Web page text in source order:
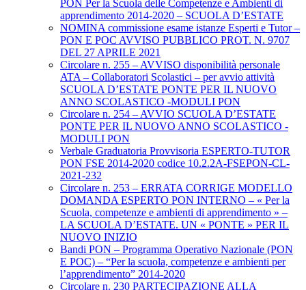
PON Per la Scuola delle Competenze e Ambienti di
apprendimento 2014-2020 – SCUOLA D’ESTATE
NOMINA commissione esame istanze Esperti e Tutor –
PON E POC AVVISO PUBBLICO PROT. N. 9707
DEL 27 APRILE 2021
Circolare n. 255 – AVVISO disponibilità personale
ATA – Collaboratori Scolastici – per avvio attività
SCUOLA D’ESTATE PONTE PER IL NUOVO
ANNO SCOLASTICO -MODULI PON
Circolare n. 254 – AVVIO SCUOLA D’ESTATE
PONTE PER IL NUOVO ANNO SCOLASTICO -
MODULI PON
Verbale Graduatoria Provvisoria ESPERTO-TUTOR
PON FSE 2014-2020 codice 10.2.2A-FSEPON-CL-
2021-232
Circolare n. 253 – ERRATA CORRIGE MODELLO
DOMANDA ESPERTO PON INTERNO – « Per la
Scuola, competenze e ambienti di apprendimento » –
LA SCUOLA D’ESTATE. UN « PONTE » PER IL
NUOVO INIZIO
Bandi PON – Programma Operativo Nazionale (PON
E POC) – “Per la scuola, competenze e ambienti per
l’apprendimento” 2014-2020
Circolare n. 230 PARTECIPAZIONE ALLA